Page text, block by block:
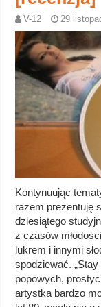
V-12 29
Kontynuując
razem prezentuję
dziesiątego
z czasów
lukrem i innymi
spodziewać.
popowych,
artystka bardzo